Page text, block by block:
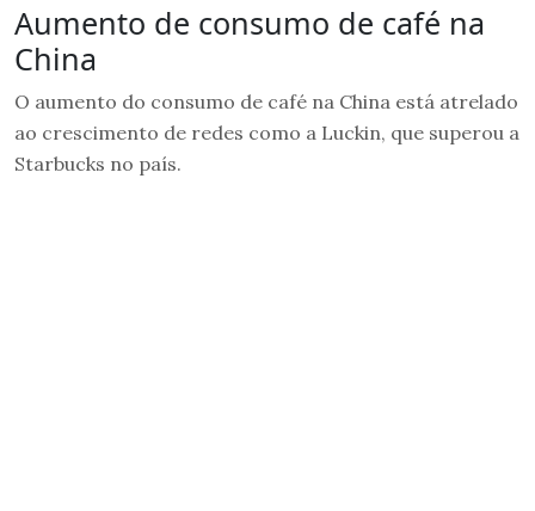
Aumento de consumo de café na
China
O aumento do consumo de café na China está atrelado
ao crescimento de redes como a Luckin, que superou a
Starbucks no país.